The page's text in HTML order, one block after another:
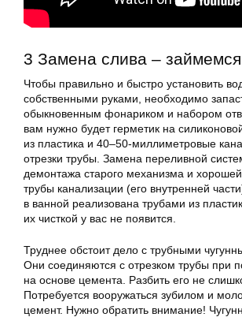
3 Замена слива –
Чтобы правильно и быстро установить
собственными руками, необходимо
обыкновенным фонариком и набором
вам нужно будет герметик на
из пластика и 40–50-миллиметровые
отрезки трубы. Замена переливной
демонтажа старого механизма и хорошей
трубы канализации (его внутренней
в ванной реализована трубами из
их чисткой у вас не появится.
Труднее обстоит дело с трубными
Они соединяются с отрезком трубы при
на основе цемента. Разбить его не
Потребуется вооружаться зубилом и
цемент. Нужно обратить внимание!